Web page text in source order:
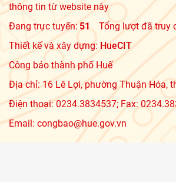
thông tin từ website này
Đang trực tuyến:51 Tổng lượt đã truy
Thiết kế và xây dựng: HueCIT
Công báo thành phố Huế
Địa chỉ: 16 Lê Lợi, phường Thuận Hóa,
Điện thoại: 0234.3834537; Fax:
Email: congbao@hue.gov.vn